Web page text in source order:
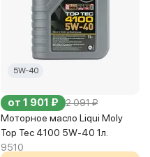
5W-40
от 1 901 ₽ 2 091 ₽
Моторное масло Liqui Moly
Top Tec 4100 5W-40 1л.
9510